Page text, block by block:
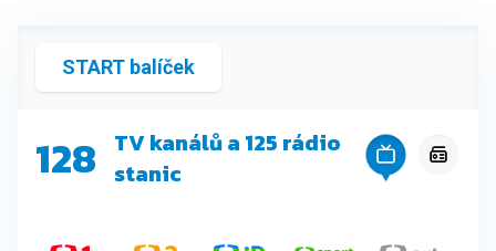
START balíček
128 TV kanálů a 125 rádio
stanic